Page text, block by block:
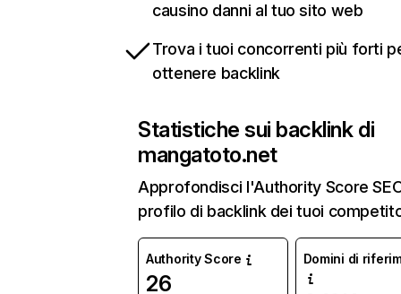
causino danni al tuo sito web
Trova i tuoi concorrenti più forti
ottenere backlink
Statistiche sui backlink di
mangatoto.net
Approfondisci l'Authority Score
profilo di backlink dei tuoi
Authority Score
26
Domini di